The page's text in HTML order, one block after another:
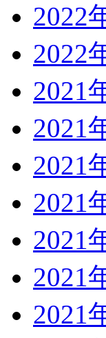
2022
2022
2021
2021
2021
2021
2021
2021
2021